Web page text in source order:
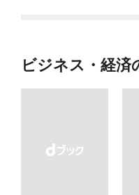
ビジネス・経済